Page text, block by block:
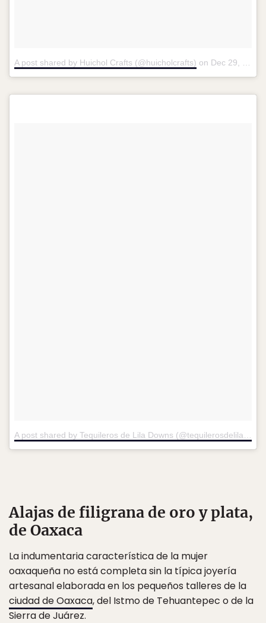
A post shared by Huichol Crafts (@huicholcrafts) on Dec 29, 2016 at 9:29am PST
Alajas de filigrana de oro y plata,
de Oaxaca
La indumentaria característica de la mujer
oaxaqueña no está completa sin la típica joyería
artesanal elaborada en los pequeños talleres de la
ciudad de Oaxaca, del Istmo de Tehuantepec o de la
Sierra de Juárez.